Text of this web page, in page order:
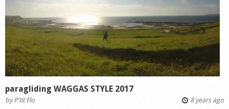
paragliding WAGGAS STYLE 2017
byP'tit Flo 8 years ago